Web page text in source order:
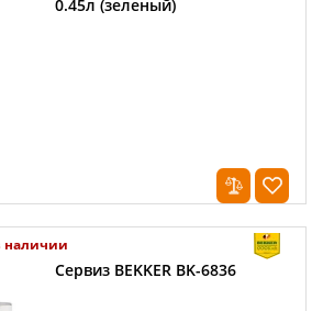
0.45л (зеленый)
наличии
Сервиз BEKKER BK-6836